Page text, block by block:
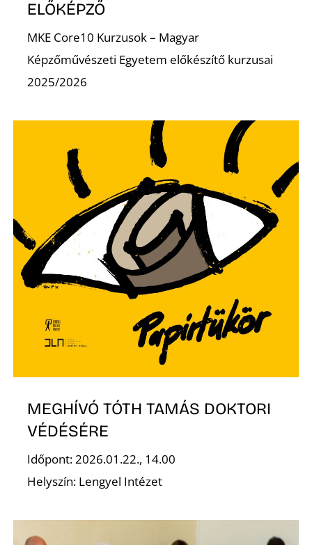
ELŐKÉPZŐ
MKE Core10 Kurzusok – Magyar
Képzőművészeti Egyetem előkészítő kurzusai
2025/2026
MEGHÍVÓ TÓTH TAMÁS DOKTORI
VÉDÉSÉRE
Időpont: 2026.01.22., 14.00
Helyszín: Lengyel Intézet